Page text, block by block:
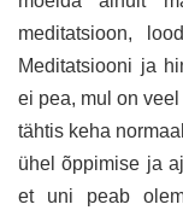
meditatsioon,
Meditatsiooni ja
ei pea, mul on
tähtis keha
ühel õppimise ja
et uni peab